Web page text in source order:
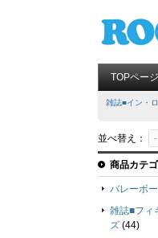
TOPページ
雑誌■イン・
並べ替え：
商品カテ
バレーボ
雑誌■フィ
ズ (44)